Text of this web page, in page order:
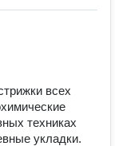
всех
техниках
укладки.